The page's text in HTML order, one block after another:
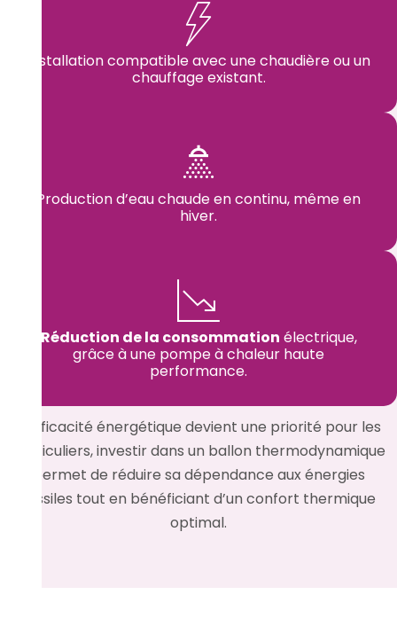
L’efficacité énergétique devient une priorité pour les
particuliers, investir dans un ballon thermodynamique
permet de réduire sa dépendance aux énergies
fossiles tout en bénéficiant d’un confort thermique
optimal.
Installation compatible avec une chaudière ou un
chauffage existant.
Production d’eau chaude en continu, même en
hiver.
Réduction de la consommation électrique,
grâce à une pompe à chaleur haute
performance.